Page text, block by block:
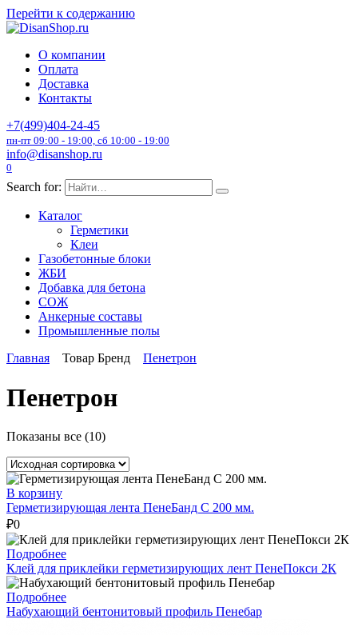
Перейти к содержанию
О компании
Оплата
Доставка
Контакты
+7(499)404-24-45
пн-пт 09:00 - 19:00, сб 10:00 - 19:00
info@disanshop.ru
0
Search for:
Каталог
Герметики
Клеи
Газобетонные блоки
ЖБИ
Добавка для бетона
СОЖ
Анкерные составы
Промышленные полы
Главная
Товар Бренд Пенетрон
Пенетрон
Показаны все (10)
В корзину
Герметизирующая лента ПенеБанд С 200 мм.
₽0
Подробнее
Клей для приклейки герметизирующих лент ПенеПокси 2К
Подробнее
Набухающий бентонитовый профиль Пенебар